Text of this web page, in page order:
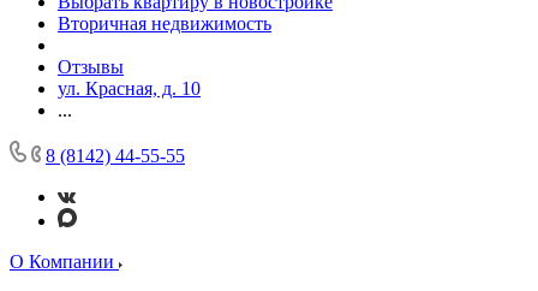
Вторичная недвижимость
Отзывы
ул. Красная, д. 10
...
8 (8142) 44-55-55
О Компании